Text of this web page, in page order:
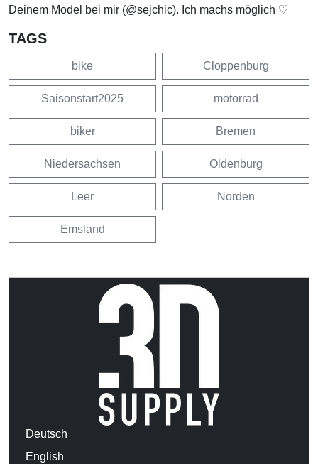
Deinem Model bei mir (@sejchic). Ich machs möglich ♡
TAGS
bike Cloppenburg
Saisonstart2025 motorrad
biker Bremen
Niedersachsen Oldenburg
Leer Norden
Emsland
Deutsch
English